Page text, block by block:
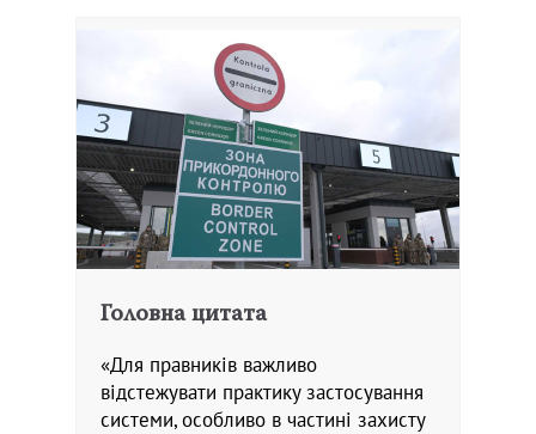
Головна цитата
«Для правників важливо
відстежувати практику застосування
системи, особливо в частині захисту